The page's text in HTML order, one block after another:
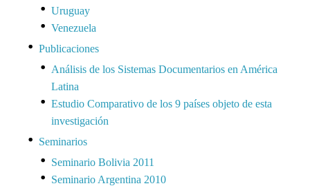
Uruguay
Venezuela
Publicaciones
Análisis de los Sistemas Documentarios en América
Latina
Estudio Comparativo de los 9 países objeto de esta
investigación
Seminarios
Seminario Bolivia 2011
Seminario Argentina 2010